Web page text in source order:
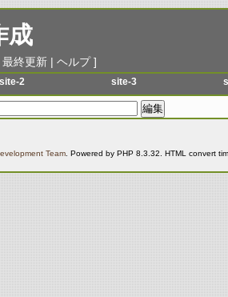
成
最終更新 | ヘルプ]
site-2
site-3
menu-1
menu-2
menu-5
menu-6
menu-2
menu-5
menu-6
Team . Powered by PHP 8.3.32. HTML convert